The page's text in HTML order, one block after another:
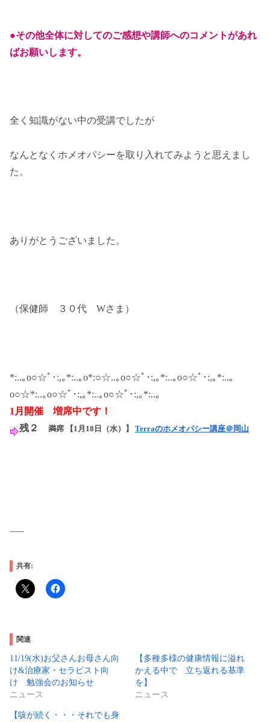
●その他全体に対してのご感想や講師へのコメントがあれ
ばお願いします。
全く知識がない中の受講でしたが
なんとなくホメオパシーを取り入れてみようと思えまし
た。
ありがとうございました。
（保健師 ３０代 Wさま）
*:..｡o○☆ﾟ･:,｡*:..｡o*:○☆..｡o○☆ﾟ･:,｡*:..｡o○☆ﾟ･:,｡*:..｡
o○☆*:..｡o○☆ﾟ･:,｡*:..｡o○☆ﾟ･:,｡*:..｡
1月開催 増席中です！
残２ 満席 【1月18日（水）】 Terraのホメオパシー講座＠岡山
—–
共有:
関連
11/19(水)お父さんお母さん向
け&治療家・セラピスト向
け 勉強会のお知らせ
ニュース
【多種多様の健康情報に溢れ
かえる中で 立ち返れる基準
を】
ニュース
【咳が続く・・・それでも身